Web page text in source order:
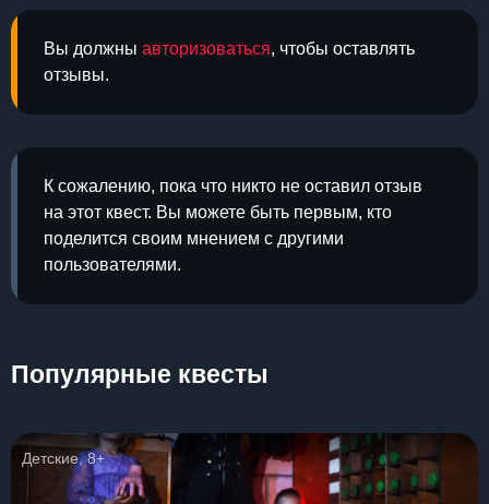
Вы должны авторизоваться, чтобы оставлять
отзывы.
К сожалению, пока что никто не оставил отзыв
на этот квест. Вы можете быть первым, кто
поделится своим мнением с другими
пользователями.
Популярные квесты
Детские, 8+